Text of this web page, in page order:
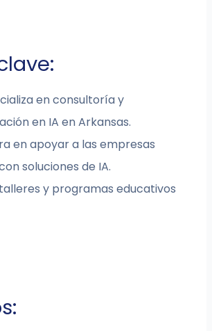
en consultoría y
en IA en Arkansas.
en apoyar a las empresas
soluciones de IA.
y programas educativos